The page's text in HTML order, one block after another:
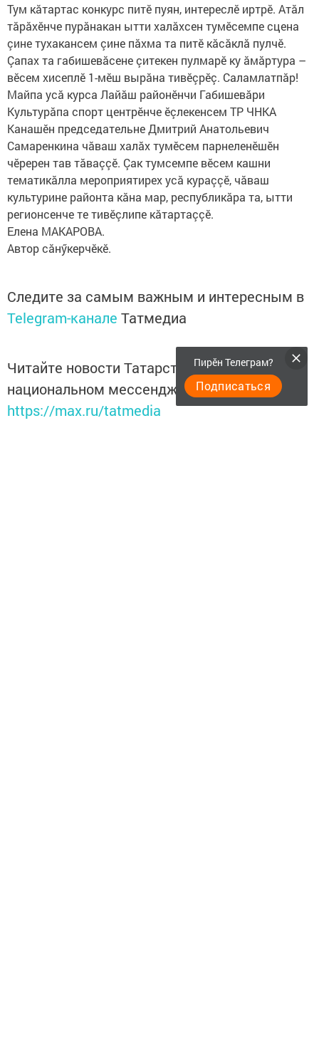
Тум кăтартас конкурс питӗ пуян, интереслӗ иртрӗ. Атăл
тăрăхӗнче пурăнакан ытти халăхсен тумӗсемпе сцена
çине тухакансем çине пăхма та питӗ кăсăклă пулчӗ.
Çапах та габишевăсене çитекен пулмарӗ ку ăмăртура –
вӗсем хисеплӗ 1-мӗш вырăна тивӗçрӗç. Саламлатпăр!
Майпа усă курса Лайăш районӗнчи Габишевăри
Культурăпа спорт центрӗнче ӗçлекенсем ТР ЧНКА
Канашӗн председательне Дмитрий Анатольевич
Самаренкина чăваш халăх тумӗсем парнеленӗшӗн
чӗререн тав тăваççӗ. Çак тумсемпе вӗсем кашни
тематикăлла мероприятирех усă кураççӗ, чăваш
культурине районта кăна мар, республикăра та, ытти
регионсенче те тивӗçлипе кăтартаççӗ.
Елена МАКАРОВА.
Автор сăнӳкерчӗкӗ.
Следите за самым важным и интересным в
Telegram-канале Татмедиа
Читайте новости Татарстана в
национальном мессенджере MАХ:
https://max.ru/tatmedia
Пирӗн Телеграм?
Подписаться